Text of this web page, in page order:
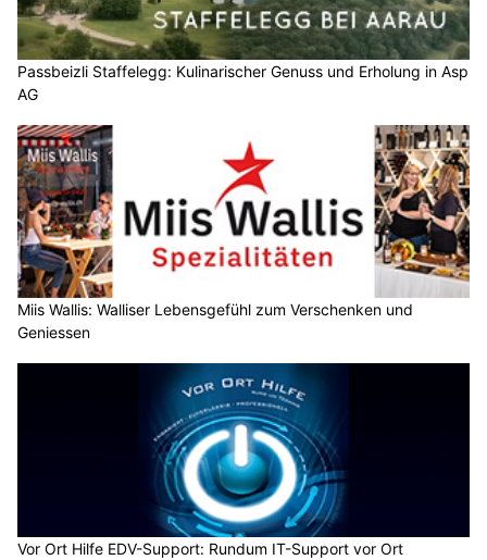
Passbeizli Staffelegg: Kulinarischer Genuss und Erholung in Asp
AG
Miis Wallis: Walliser Lebensgefühl zum Verschenken und
Geniessen
Vor Ort Hilfe EDV-Support: Rundum IT-Support vor Ort